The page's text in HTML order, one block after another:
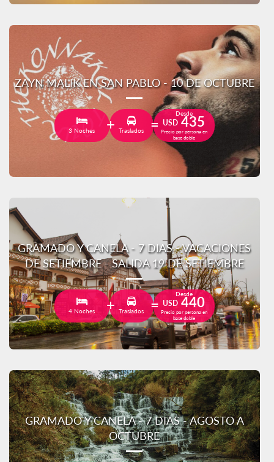
ZAYN MALIK EN SAN PABLO - 10 DE OCTUBRE
3 Noches Traslados
Desde
USD 435
Precio por persona en
base doble
GRAMADO Y CANELA - 7 DIAS - VACACIONES
DE SETIEMBRE - SALIDA 19 DE SETIEMBRE
4 Noches Traslados
Desde
USD 440
Precio por persona en
base doble
GRAMADO Y CANELA - 7 DIAS - AGOSTO A
OCTUBRE